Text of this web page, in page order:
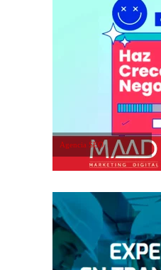
Agencia SEO